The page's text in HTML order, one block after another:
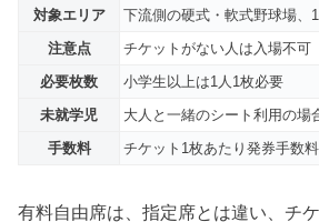
対象エリア
下流側の硬式・軟式野球場、
注意点
チケットがない人は入場不可
必要枚数
小学生以上は1人1枚必要
未就学児
大人と一緒のシート利用の場
手数料
チケット1枚あたり発券手数
有料自由席は、指定席とは違い、チ